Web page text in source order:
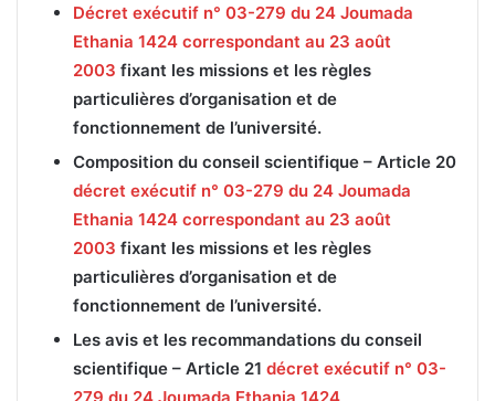
Décret exécutif n° 03-279 du 24 Joumada
Ethania 1424 correspondant au 23 août
2003 fixant les missions et les règles
particulières d’organisation et de
fonctionnement de l’université.
Composition du conseil scientifique – Article 20
décret exécutif n° 03-279 du 24 Joumada
Ethania 1424 correspondant au 23 août
2003 fixant les missions et les règles
particulières d’organisation et de
fonctionnement de l’université.
Les avis et les recommandations du conseil
scientifique – Article 21 décret exécutif n° 03-